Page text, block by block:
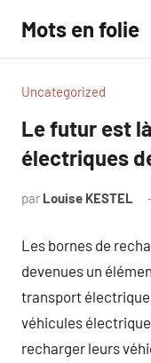
contenu
Mots en folie
Uncategorized
Le futur est
électriques
par Louise KESTEL
Les bornes de
devenues un
transport
véhicules
recharger leurs